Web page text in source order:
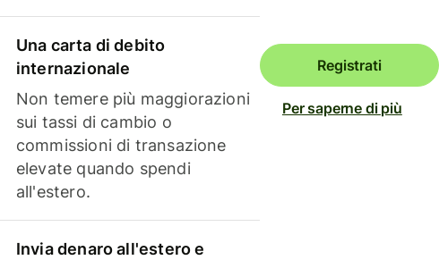
Una carta di debito
internazionale
Non temere più maggiorazioni
sui tassi di cambio o
commissioni di transazione
elevate quando spendi
all'estero.
Invia denaro all'estero e
Registrati
Per saperne di più